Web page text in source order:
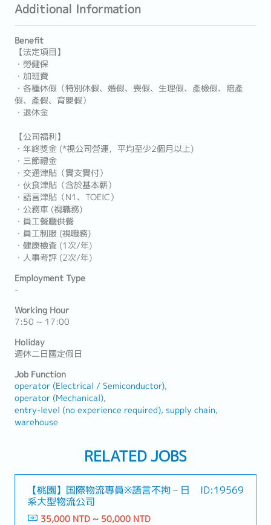
Additional Information
Benefit
【法定項目】
・勞健保
・加班費
・各種休假（特別休假、婚假、喪假、生理假、產檢假、陪產
假、產假、育嬰假）
・退休金
【公司福利】
・年終獎金 (*視公司營運，平均至少2個月以上)
・三節禮金
・交通津貼（實支實付）
・伙食津貼（含於基本薪）
・語言津貼（N1、TOEIC）
・公務車 (視職務)
・員工餐廳供餐
・員工制服 (視職務)
・健康檢査 (1次/年)
・人事考評 (2次/年)
Employment Type
-
Working Hour
7:50 ~ 17:00
Holiday
週休二日國定假日
Job Function
operator (Electrical / Semiconductor)
operator (Mechanical)
entry-level (no experience required) supply chain
warehouse
RELATED JOBS
【桃園】国際物流專員※語言不拘－日
系大型物流公司
ID:19569
35,000 NTD ~ 50,000 NTD